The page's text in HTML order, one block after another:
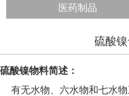
医药制品
硫酸
硫酸镍物料简述：
有无水物、六水物和七水物